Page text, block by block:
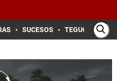
SUCESOS TEGUCIGALPA